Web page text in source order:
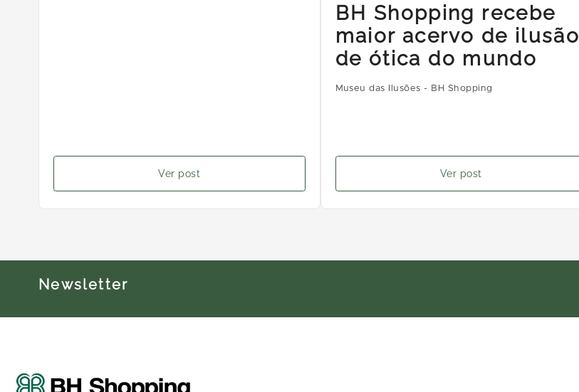
Ver post
BH Shopping recebe
maior acervo de ilusão
de ótica do mundo
Museu das Ilusões - BH Shopping
Ver post
Newsletter